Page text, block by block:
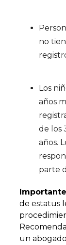
no
Los
años
de los
años.
parte
de estatus
un